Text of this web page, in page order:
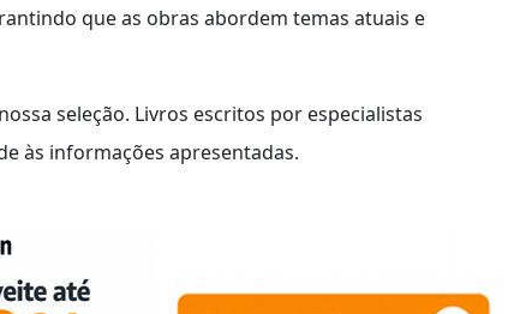
que as obras abordem temas atuais e
seleção. Livros escritos por especialistas
às informações apresentadas.